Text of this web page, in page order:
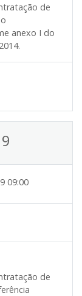
de
anexo I do
09:00
de